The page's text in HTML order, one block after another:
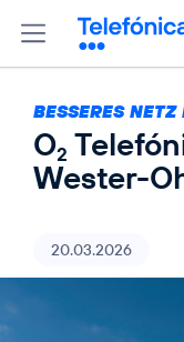
BESSERES
O2
Wester-
20.03.2026